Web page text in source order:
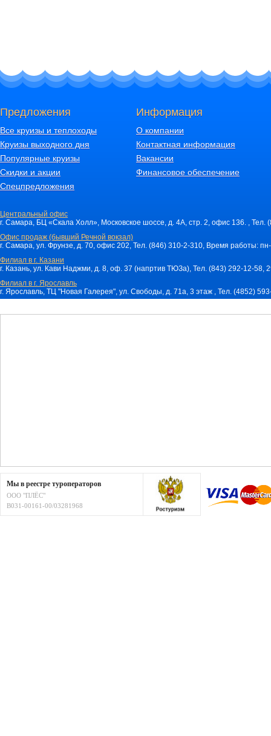
Предложения
Все круизы и теплоходы
Круизы выходного дня
Популярные круизы
Скидки и акции
Спецпредложения
Информация
О компании
Контактная информация
Вакансии
Финансовое обеспечение
Центральный офис
г. Самара, БЦ «Скала Холл», Московское шоссе, д. 4А, стр. 2, офис 136. ,
Офис продаж (бывший Речной вокзал)
г. Самара, ул. Фрунзе, д. 70, офис 202, Тел. (846) 310-2-310, Время работы:
Филиал в г. Казани
г. Казань, ул. Кави Наджми, д. 8, оф. 37 (напртив ТЮЗа), Тел. (843) 292-12-
Филиал в г. Ярославль
г. Ярославль, ТЦ "Новая Галерея", ул. Свободы, д. 71a, 3 этаж , Тел. (4852)
Мы в реестре туроператоров
ООО "ПЛЁС"
В031-00161-00/03281968